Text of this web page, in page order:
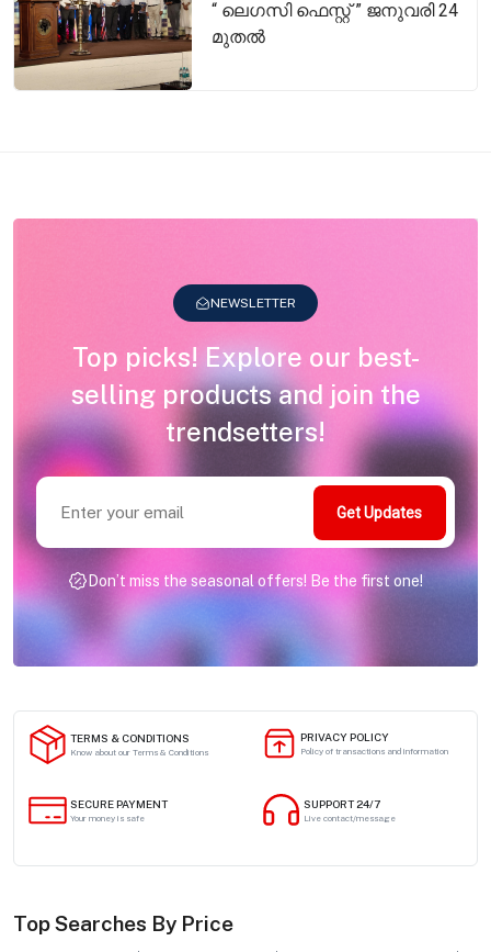
“ ലെഗസി ഫെസ്റ്റ് ” ജനുവരി 24
മുതൽ
NEWSLETTER
Top picks! Explore our best-
selling products and join the
trendsetters!
Get Updates
Don’t miss the seasonal offers! Be the first one!
TERMS & CONDITIONS
Know about our Terms & Conditions
PRIVACY POLICY
Policy of transactions and information
SECURE PAYMENT
Your money is safe
SUPPORT 24/7
Live contact/message
Top Searches By Price